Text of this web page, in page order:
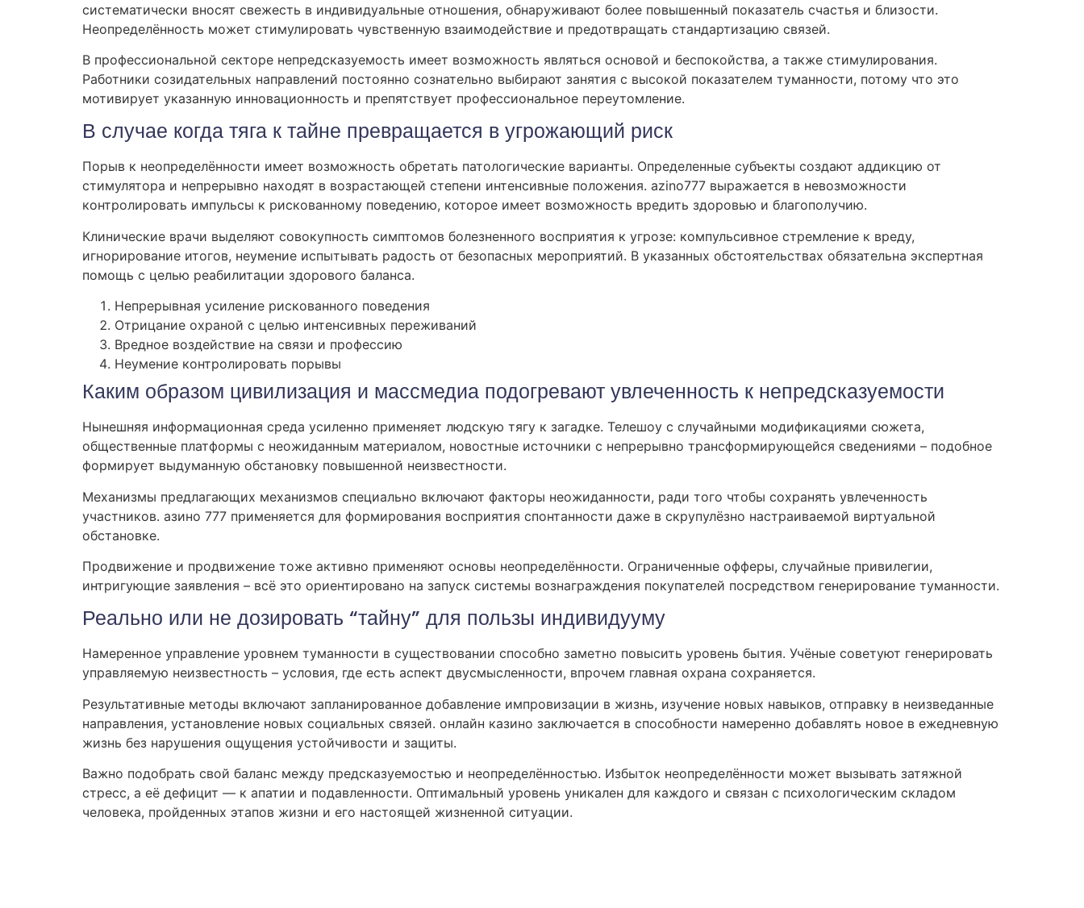
систематически вносят свежесть в индивидуальные отношения, обнаруживают более повышенный показатель счастья и близости.
Неопределённость может стимулировать чувственную взаимодействие и предотвращать стандартизацию связей.
В профессиональной секторе непредсказуемость имеет возможность являться основой и беспокойства, а также стимулирования.
Работники созидательных направлений постоянно сознательно выбирают занятия с высокой показателем туманности, потому что это
мотивирует указанную инновационность и препятствует профессиональное переутомление.
В случае когда тяга к тайне превращается в угрожающий риск
Порыв к неопределённости имеет возможность обретать патологические варианты. Определенные субъекты создают аддикцию от
стимулятора и непрерывно находят в возрастающей степени интенсивные положения. azino777 выражается в невозможности
контролировать импульсы к рискованному поведению, которое имеет возможность вредить здоровью и благополучию.
Клинические врачи выделяют совокупность симптомов болезненного восприятия к угрозе: компульсивное стремление к вреду,
игнорирование итогов, неумение испытывать радость от безопасных мероприятий. В указанных обстоятельствах обязательна экспертная
помощь с целью реабилитации здорового баланса.
Непрерывная усиление рискованного поведения
Отрицание охраной с целью интенсивных переживаний
Вредное воздействие на связи и профессию
Неумение контролировать порывы
Каким образом цивилизация и массмедиа подогревают увлеченность к непредсказуемости
Нынешняя информационная среда усиленно применяет людскую тягу к загадке. Телешоу с случайными модификациями сюжета,
общественные платформы с неожиданным материалом, новостные источники с непрерывно трансформирующейся сведениями – подобное
формирует выдуманную обстановку повышенной неизвестности.
Механизмы предлагающих механизмов специально включают факторы неожиданности, ради того чтобы сохранять увлеченность
участников. азино 777 применяется для формирования восприятия спонтанности даже в скрупулёзно настраиваемой виртуальной
обстановке.
Продвижение и продвижение тоже активно применяют основы неопределённости. Ограниченные офферы, случайные привилегии,
интригующие заявления – всё это ориентировано на запуск системы вознаграждения покупателей посредством генерирование туманности.
Реально или не дозировать “тайну” для пользы индивидууму
Намеренное управление уровнем туманности в существовании способно заметно повысить уровень бытия. Учёные советуют генерировать
управляемую неизвестность – условия, где есть аспект двусмысленности, впрочем главная охрана сохраняется.
Результативные методы включают запланированное добавление импровизации в жизнь, изучение новых навыков, отправку в неизведанные
направления, установление новых социальных связей. онлайн казино заключается в способности намеренно добавлять новое в ежедневную
жизнь без нарушения ощущения устойчивости и защиты.
Важно подобрать свой баланс между предсказуемостью и неопределённостью. Избыток неопределённости может вызывать затяжной
стресс, а её дефицит — к апатии и подавленности. Оптимальный уровень уникален для каждого и связан с психологическим складом
человека, пройденных этапов жизни и его настоящей жизненной ситуации.